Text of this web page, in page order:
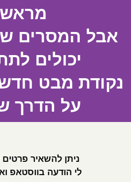
אבל המסרים
יכולים
נקודת מבט
על הדרך
ניתן להשאיר
לי הודעה בווסטאפ